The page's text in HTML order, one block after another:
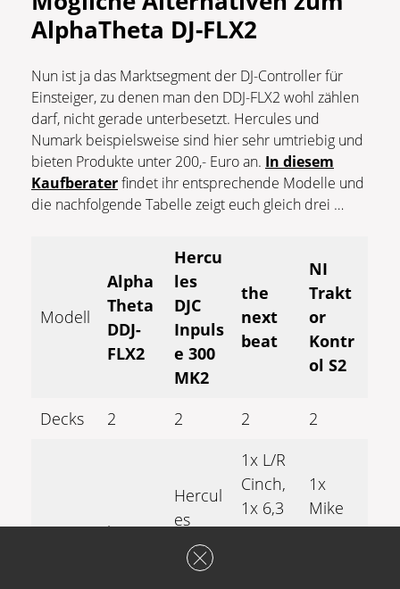
AlphaTheta DJ-FLX2
Nun ist ja das Marktsegment der DJ-Controller für
Einsteiger, zu denen man den DDJ-FLX2 wohl zählen
darf, nicht gerade unterbesetzt. Hercules und
Numark beispielsweise sind hier sehr umtriebig und
bieten Produkte unter 200,- Euro an. In diesem
Kaufberaterfindet ihr entsprechende Modelle und
die nachfolgende Tabelle zeigt euch gleich drei …
Modell
Alpha
Theta
DDJ-
FLX2
Hercu
les
DJC
Inpuls
e 300
MK2
the
next
beat
NI
Trakt
or
Kontr
ol S2
Decks 2 2 2 2
Inputs keine
Hercul
es
Add-
on
1x L/R
Cinch,
1x 6,3
mm
1x
Mike
6,3